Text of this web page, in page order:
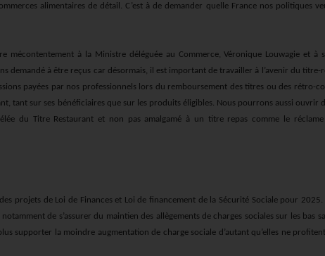
alimentaires de détail. C’est à de demander quelle France nos politiques
mécontentement à la Ministre déléguée au Commerce, Véronique Louwagie et à
demandé à être reçus car désormais, il est important de travailler à l’avenir du titre-
payées par nos professionnels lors du remboursement des titres ou des rétro-
tant sur ses bénéficiaires que sur les produits éligibles. Nous pourrons aussi ouvrir
du Titre Restaurant et non pas amalgamé à un titre repas comme le
projets de Loi de Finances et Loi de financement de la Sécurité Sociale pour 2025.
de s’assurer du maintien des allègements de charges sociales sur les bas
supporter la moindre augmentation de charge sociale d’autant qu’elles ne